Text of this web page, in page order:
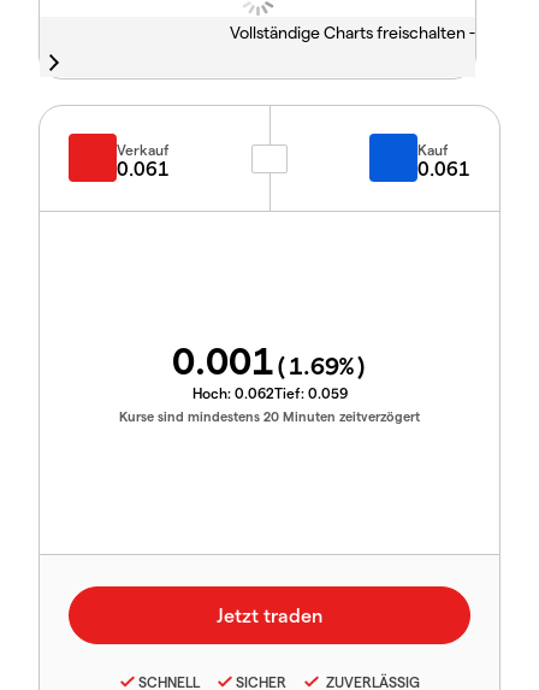
Vollständige Charts freischalten -
Verkauf
0.061
Kauf
0.061
0.001(1.69%)
Hoch: 0.062Tief: 0.059
Kurse sind mindestens 20 Minuten zeitverzögert
SCHNELL SICHER ZUVERLÄSSIG